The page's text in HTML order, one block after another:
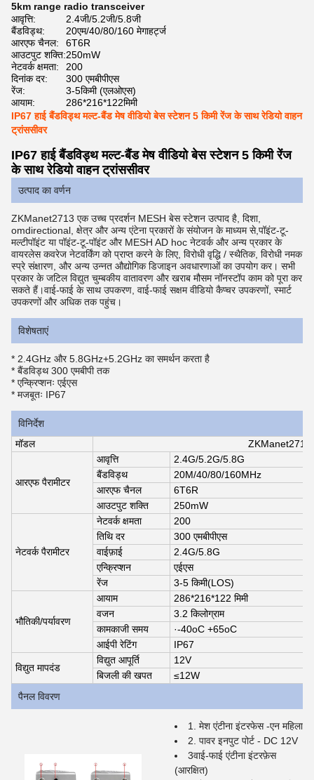
5km range radio transceiver
आवृत्ति:
2.4जी/5.2जी/5.8जी
बैंडविड्थ:
20एम/40/80/160 मेगाहर्ट्ज
आरएफ चैनल:
6T6R
आउटपुट शक्ति:250mW
नेटवर्क क्षमता:
200
दिनांक दर:
300 एमबीपीएस
रेंज:
3-5किमी (एलओएस)
आयाम:
286*216*122मिमी
IP67 हाई बैंडविड्थ मल्ट-बैंड मेष वीडियो बेस स्टेशन 5 किमी रेंज के साथ रेडियो वाहन
ट्रांससीवर
IP67 हाई बैंडविड्थ मल्ट-बैंड मेष वीडियो बेस स्टेशन 5 किमी रेंज
के साथ रेडियो वाहन ट्रांससीवर
उत्पाद का वर्णन
ZKManet2713 एक उच्च प्रदर्शन MESH बेस स्टेशन उत्पाद है, दिशा,
omdirectional, क्षेत्र और अन्य एंटेना प्रकारों के संयोजन के माध्यम से,पॉइंट-टू-
मल्टीपॉइंट या पॉइंट-टू-पॉइंट और MESH AD hoc नेटवर्क और अन्य प्रकार के
वायरलेस कवरेज नेटवर्किंग को प्राप्त करने के लिए, विरोधी वृद्धि / स्थैतिक, विरोधी नमक
स्प्रे संक्षारण, और अन्य उन्नत औद्योगिक डिजाइन अवधारणाओं का उपयोग कर। सभी
प्रकार के जटिल विद्युत चुम्बकीय वातावरण और खराब मौसम नॉनस्टॉप काम को पूरा कर
सकते हैं।वाई-फाई के साथ उपकरण, वाई-फाई सक्षम वीडियो कैप्चर उपकरणों, स्मार्ट
उपकरणों और अधिक तक पहुंच।
विशेषताएं
* 2.4GHz और 5.8GHz+5.2GHz का समर्थन करता है
* बैंडविड्थ 300 एमबीपी तक
* एन्क्रिप्शनः एईएस
* मजबूतः IP67
विनिर्देश
मॉडल
ZKManet2713
आरएफ पैरामीटर
आवृत्ति
2.4G/5.2G/5.8G
बैंडविड्थ
20M/40/80/160MHz
आरएफ चैनल
6T6R
आउटपुट शक्ति
250mW
नेटवर्क पैरामीटर
नेटवर्क क्षमता
200
तिथि दर
300 एमबीपीएस
वाईफ़ाई
2.4G/5.8G
एन्क्रिप्शन
एईएस
रेंज
3-5 किमी(LOS)
भौतिकी/पर्यावरण
आयाम
286*216*122 मिमी
वजन
3.2 किलोग्राम
कामकाजी समय
·-40oC +65oC
आईपी रेटिंग
IP67
विद्युत मापदंड
विद्युत आपूर्ति
12V
बिजली की खपत
≤12W
पैनल विवरण
1. मेश एंटीना इंटरफेस -एन महिला
2. पावर इनपुट पोर्ट - DC 12V
3वाई-फाई एंटीना इंटरफ़ेस
(आरक्षित)